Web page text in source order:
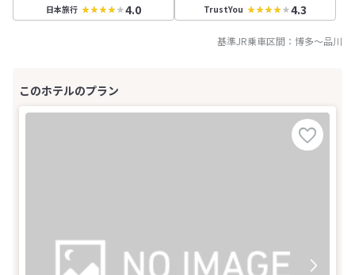
日本旅行 4.0 TrustYou 4.3
基準JR乗車区間： 博多～品川